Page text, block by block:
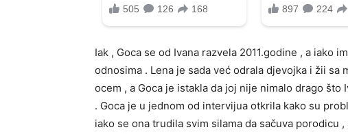
Iak , Goca se od Ivana razvela 2011.godine , a iako
odnosima . Lena je sada već odrala djevojka i žii sa
ocem , a Goca je istakla da joj nije nimalo drago
. Goca je u jednom od intervijua otkrila kako su
iako se ona trudila svim silama da sačuva porodicu